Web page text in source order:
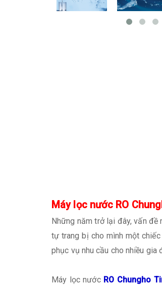
Máy lọc nước RO
Những năm trở lại đây, vấn đề
tự trang bị cho mình một
phục vụ nhu cầu cho nhiều
Máy lọc nước RO Chungho